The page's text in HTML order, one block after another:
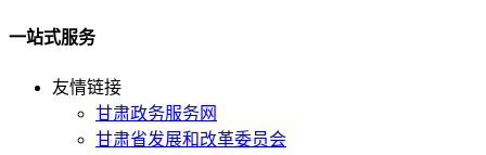
一站式服务
友情链接
甘肃政务服务网
甘肃省发展和改革委员会